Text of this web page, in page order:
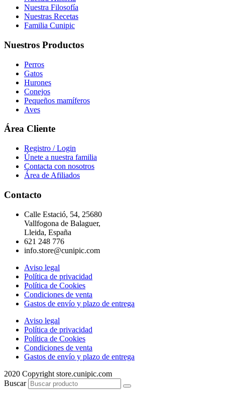
Nuestra Filosofía
Nuestras Recetas
Familia Cunipic
Nuestros Productos
Perros
Gatos
Hurones
Conejos
Pequeños mamíferos
Aves
Área Cliente
Registro / Login
Únete a nuestra familia
Contacta con nosotros
Área de Afiliados
Contacto
Calle Estació, 54, 25680
Vallfogona de Balaguer,
Lleida, España
621 248 776
info.store@cunipic.com
Aviso legal
Política de privacidad
Política de Cookies
Condiciones de venta
Gastos de envío y plazo de entrega
Aviso legal
Política de privacidad
Política de Cookies
Condiciones de venta
Gastos de envío y plazo de entrega
2020 Copyright store.cunipic.com
Buscar